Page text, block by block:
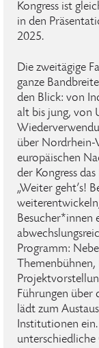
Kongress ist
in den
2025.
Die zweitägige
ganze
den Blick: von
alt bis jung, von
über Nordrhein-
europäischen
der Kongress
„Weiter geht’s!
Besucher*innen
Programm:
Führungen über
lädt zum
Institutionen